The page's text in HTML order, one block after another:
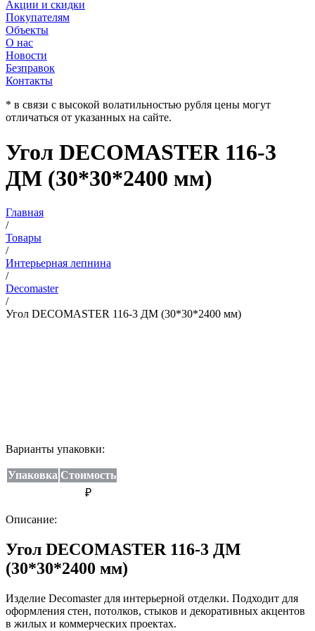
Акции и скидки
Покупателям
Объекты
О нас
Новости
Безправок
Контакты
* в связи с высокой волатильностью рубля цены могут
отличаться от указанных на сайте.
Угол DECOMASTER 116-3
ДМ (30*30*2400 мм)
Главная
/
Товары
/
Интерьерная лепнина
/
Decomaster
/
Угол DECOMASTER 116-3 ДМ (30*30*2400 мм)
Варианты упаковки:
Упаковка Стоимость
₽
Описание:
Угол DECOMASTER 116-3 ДМ
(30*30*2400 мм)
Изделие Decomaster для интерьерной отделки. Подходит для
оформления стен, потолков, стыков и декоративных акцентов
в жилых и коммерческих проектах.